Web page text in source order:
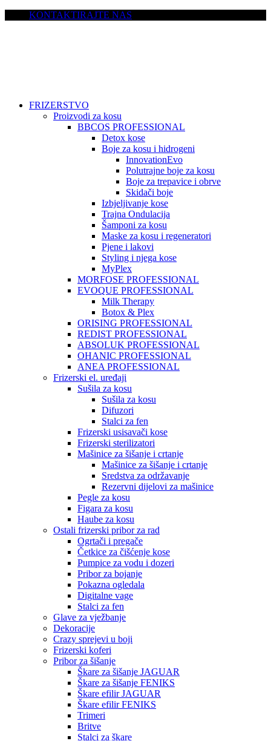
KONTAKTIRAJTE NAS
FRIZERSTVO
Proizvodi za kosu
BBCOS PROFESSIONAL
Detox kose
Boje za kosu i hidrogeni
InnovationEvo
Polutrajne boje za kosu
Boje za trepavice i obrve
Skidači boje
Izbjeljivanje kose
Trajna Ondulacija
Šamponi za kosu
Maske za kosu i regeneratori
Pjene i lakovi
Styling i njega kose
MyPlex
MORFOSE PROFESSIONAL
EVOQUE PROFESSIONAL
Milk Therapy
Botox & Plex
ORISING PROFESSIONAL
REDIST PROFESSIONAL
ABSOLUK PROFESSIONAL
OHANIC PROFESSIONAL
ANEA PROFESSIONAL
Frizerski el. uređaji
Sušila za kosu
Sušila za kosu
Difuzori
Stalci za fen
Frizerski usisavači kose
Frizerski sterilizatori
Mašinice za šišanje i crtanje
Mašinice za šišanje i crtanje
Sredstva za održavanje
Rezervni dijelovi za mašinice
Pegle za kosu
Figara za kosu
Haube za kosu
Ostali frizerski pribor za rad
Ogrtači i pregače
Četkice za čišćenje kose
Pumpice za vodu i dozeri
Pribor za bojanje
Pokazna ogledala
Digitalne vage
Stalci za fen
Glave za vježbanje
Dekoracije
Crazy sprejevi u boji
Frizerski koferi
Pribor za šišanje
Škare za šišanje JAGUAR
Škare za šišanje FENIKS
Škare efilir JAGUAR
Škare efilir FENIKS
Trimeri
Britve
Stalci za škare